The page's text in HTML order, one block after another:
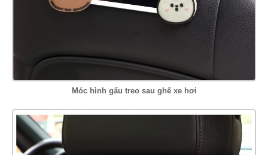
Móc hình gấu treo sau ghế xe hơi